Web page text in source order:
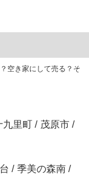
空き家にして売る？そ
九里町 / 茂原市 /
/ 季美の森南 /